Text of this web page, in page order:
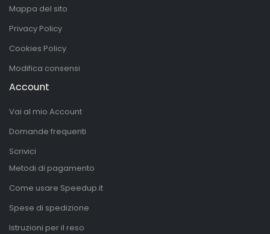
Mappa del sito
Privacy Policy
Cookies Policy
Modifica consensi
Account
Vai al mio Account
Domande frequenti
Scrivici
Metodi di pagamento
Come usare Speedup.it
Spese di spedizione
Istruzioni per il reso